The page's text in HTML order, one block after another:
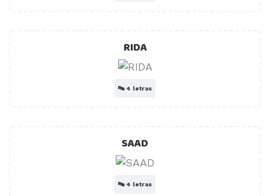
RIDA
🔤 4 letras
SAAD
🔤 4 letras